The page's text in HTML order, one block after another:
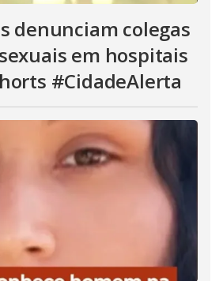
denunciam colegas
em hospitais
#CidadeAlerta